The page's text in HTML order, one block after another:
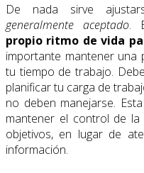
De nada sirve
generalmente aceptado.
propio ritmo de vida
importante mantener una
tu tiempo de trabajo.
planificar tu carga de
no deben manejarse. Esta
mantener el control de
objetivos, en lugar de
información.